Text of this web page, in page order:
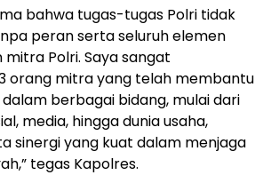
bahwa tugas-tugas Polri tidak
peran serta seluruh elemen
Polri. Saya sangat
orang mitra yang telah membantu
berbagai bidang, mulai dari
media, hingga dunia usaha,
sinergi yang kuat dalam menjaga
tegas Kapolres.